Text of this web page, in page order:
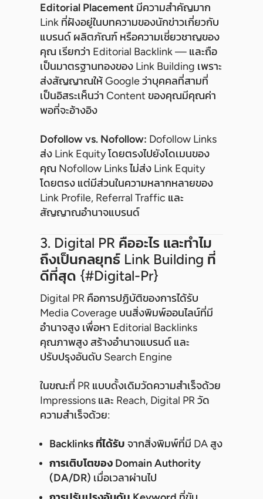
Editorial Placement มีความสำคัญมาก
Link ที่ฝังอยู่ในบทความของนักข่าวเกี่ยวกับ
แบรนด์ ผลิตภัณฑ์ หรือความเชี่ยวชาญของ
คุณ เรียกว่า Editorial Backlink — และถือ
เป็นมาตรฐานทองของ Link Building เพราะ
ส่งสัญญาณให้ Google ว่าบุคคลที่สามที่
เป็นอิสระเห็นว่า Content ของคุณมีคุณค่า
พอที่จะอ้างอิง
Dofollow vs. Nofollow: Dofollow Links
ส่ง Link Equity โดยตรงไปยังโดเมนของ
คุณ Nofollow Links ไม่ส่ง Link Equity
โดยตรง แต่มีส่วนในความหลากหลายของ
Link Profile, Referral Traffic และ
สัญญาณอำนาจแบรนด์
3. Digital PR คืออะไร และทำไม
ถึงเป็นกลยุทธ์ Link Building ที่
ดีที่สุด {#digital-Pr}
Digital PR คือการปฏิบัติของการได้รับ
Media Coverage บนสิ่งพิมพ์ออนไลน์ที่มี
อำนาจสูง เพื่อหา Editorial Backlinks
คุณภาพสูง สร้างอำนาจแบรนด์ และ
ปรับปรุงอันดับ Search Engine
ในขณะที่ PR แบบดั้งเดิมวัดความสำเร็จด้วย
Impressions และ Reach, Digital PR วัด
ความสำเร็จด้วย:
Backlinks ที่ได้รับ จากสิ่งพิมพ์ที่มี DA สูง
การเติบโตของ Domain Authority
(DA/DR) เมื่อเวลาผ่านไป